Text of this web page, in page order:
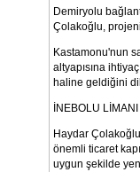
Demiryolu
Çolakoğlu,
Kastamonu'nun
altyapısına
haline geldiğini
İNEBOLU
Haydar
önemli ticaret
uygun şekilde